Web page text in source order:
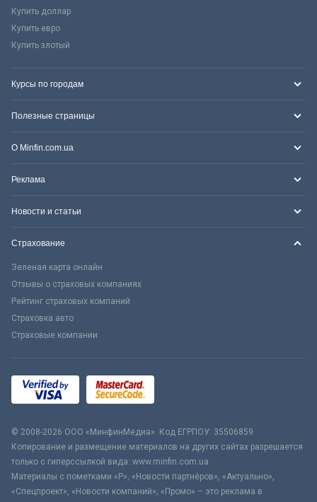
Купить доллар
Купить евро
Купить злотый
Курсы по городам
Полезные страницы
О Minfin.com.ua
Реклама
Новости и статьи
Страхование
Зеленая карта онлайн
Отзывы о страховых компаниях
Рейтинг страховых компаний
Страховка авто
Страховые компании
© 2008-2026 ООО «МинфинМедиа». Код ЕГРПОУ: 35506859
Копирование и размещение материалов на других сайтах разрешается
только с гиперссылкой вида: www.minfin.com.ua
Материалы с пометками «Р», «Новости партнёров», «Актуально»,
«Спецпроект», «Новости компаний», «Промо» – это реклама в